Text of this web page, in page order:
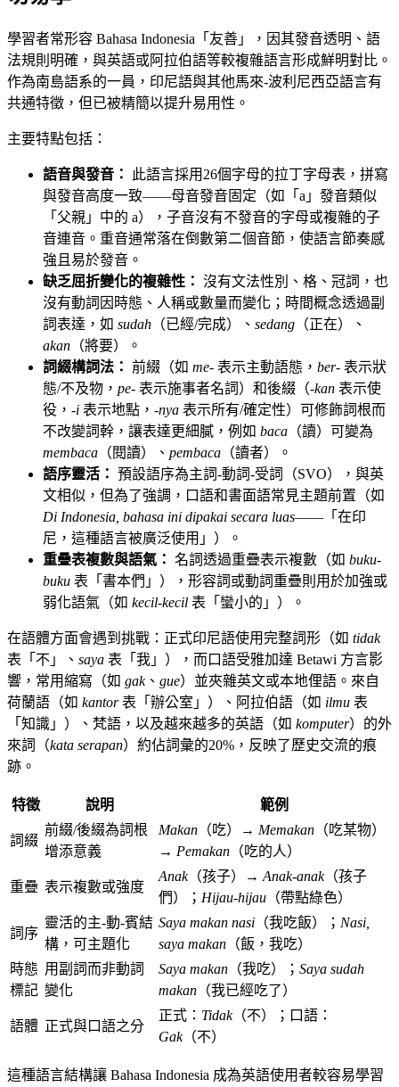
學習者常形容 Bahasa Indonesia「友善」，因其發音透明、語
法規則明確，與英語或阿拉伯語等較複雜語言形成鮮明對比。
作為南島語系的一員，印尼語與其他馬來-波利尼西亞語言有
共通特徵，但已被精簡以提升易用性。
主要特點包括：
語音與發音：
此語言採用26個字母的拉丁字母表，拼寫
與發音高度一致——母音發音固定（如「a」發音類似
「父親」中的 a），子音沒有不發音的字母或複雜的子
音連音。重音通常落在倒數第二個音節，使語言節奏感
強且易於發音。
缺乏屈折變化的複雜性： 沒有文法性別、格、冠詞，也
沒有動詞因時態、人稱或數量而變化；時間概念透過副
詞表達，如 sudah （已經/完成）、 sedang （正在）、
akan （將要）。
詞綴構詞法： 前綴（如 me- 表示主動語態， ber- 表示狀
態/不及物， pe- 表示施事者名詞）和後綴（-kan 表示使
役， -i 表示地點， -nya 表示所有/確定性）可修飾詞根而
不改變詞幹，讓表達更細膩，例如 baca （讀）可變為
membaca （閱讀）、 pembaca （讀者）。
語序靈活： 預設語序為主詞-動詞-受詞（SVO），與英
文相似，但為了強調，口語和書面語常見主題前置（如
Di Indonesia, bahasa ini dipakai secara luas——「在印
尼，這種語言被廣泛使用」）。
重疊表複數與語氣： 名詞透過重疊表示複數（如 buku-
buku 表「書本們」），形容詞或動詞重疊則用於加強或
弱化語氣（如 kecil-kecil 表「蠻小的」）。
在語體方面會遇到挑戰：正式印尼語使用完整詞形（如 tidak
表「不」、 saya 表「我」），而口語受雅加達 Betawi 方言影
響，常用縮寫（如 gak、 gue）並夾雜英文或本地俚語。來自
荷蘭語（如 kantor表「辦公室」）、阿拉伯語（如 ilmu 表
「知識」）、梵語，以及越來越多的英語（如 komputer）的外
來詞（kata serapan）約佔詞彙的20%，反映了歷史交流的痕
跡。
特徵 說明 範例
詞綴
前綴/後綴為詞根
增添意義
Makan （吃）→ Memakan （吃某物）
→ Pemakan （吃的人）
重疊 表示複數或強度
Anak（孩子）→ Anak-anak（孩子
們）； Hijau-hijau （帶點綠色）
詞序
靈活的主-動-賓結
構，可主題化
Saya makan nasi （我吃飯）； Nasi,
saya makan （飯，我吃）
時態
標記
用副詞而非動詞
變化
Saya makan （我吃）； Saya sudah
makan （我已經吃了）
語體 正式與口語之分
正式： Tidak（不）；口語：
Gak（不）
這種語言結構讓 Bahasa Indonesia 成為英語使用者較容易學習